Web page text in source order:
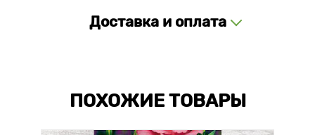
Доставка и оплата
ПОХОЖИЕ ТОВАРЫ